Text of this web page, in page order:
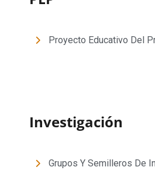
Proyecto Educativo Del
Investigación
Grupos Y Semilleros De